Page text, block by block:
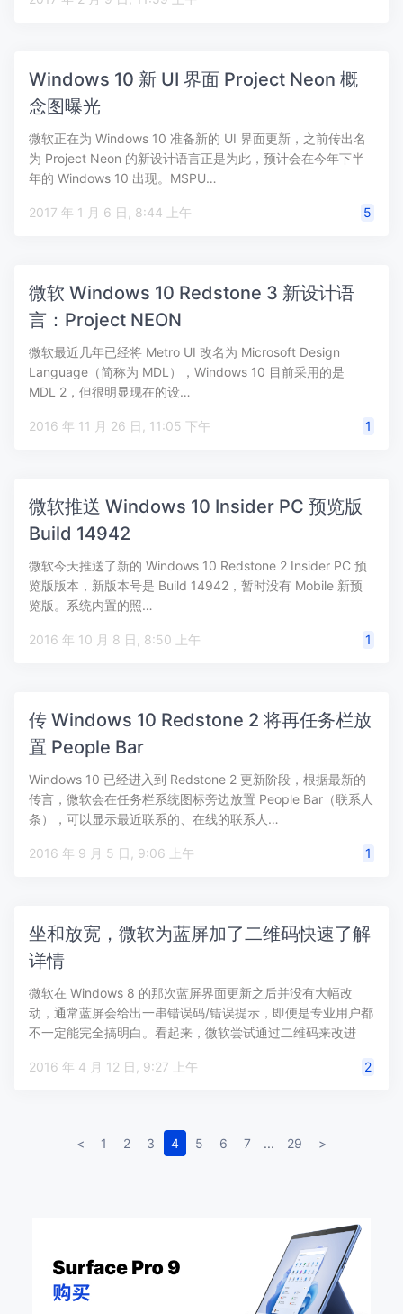
Windows 10 新 UI 界面 Project Neon 概
念图曝光
微软正在为 Windows 10 准备新的 UI 界面更新，之前传出名
为 Project Neon 的新设计语言正是为此，预计会在今年下半
年的 Windows 10 出现。MSPU…
2017 年 1 月 6 日, 8:44 上午 5
微软 Windows 10 Redstone 3 新设计语
言：Project NEON
微软最近几年已经将 Metro UI 改名为 Microsoft Design
Language（简称为 MDL），Windows 10 目前采用的是
MDL 2，但很明显现在的设…
2016 年 11 月 26 日, 11:05 下午 1
微软推送 Windows 10 Insider PC 预览版
Build 14942
微软今天推送了新的 Windows 10 Redstone 2 Insider PC 预
览版版本，新版本号是 Build 14942，暂时没有 Mobile 新预
览版。系统内置的照…
2016 年 10 月 8 日, 8:50 上午 1
传 Windows 10 Redstone 2 将再任务栏放
置 People Bar
Windows 10 已经进入到 Redstone 2 更新阶段，根据最新的
传言，微软会在任务栏系统图标旁边放置 People Bar（联系人
条），可以显示最近联系的、在线的联系人…
2016 年 9 月 5 日, 9:06 上午 1
坐和放宽，微软为蓝屏加了二维码快速了解
详情
微软在 Windows 8 的那次蓝屏界面更新之后并没有大幅改
动，通常蓝屏会给出一串错误码/错误提示，即便是专业用户都
不一定能完全搞明白。看起来，微软尝试通过二维码来改进
2016 年 4 月 12 日, 9:27 上午
2
< 1 2 3 4 5 6 7 ... 29 >